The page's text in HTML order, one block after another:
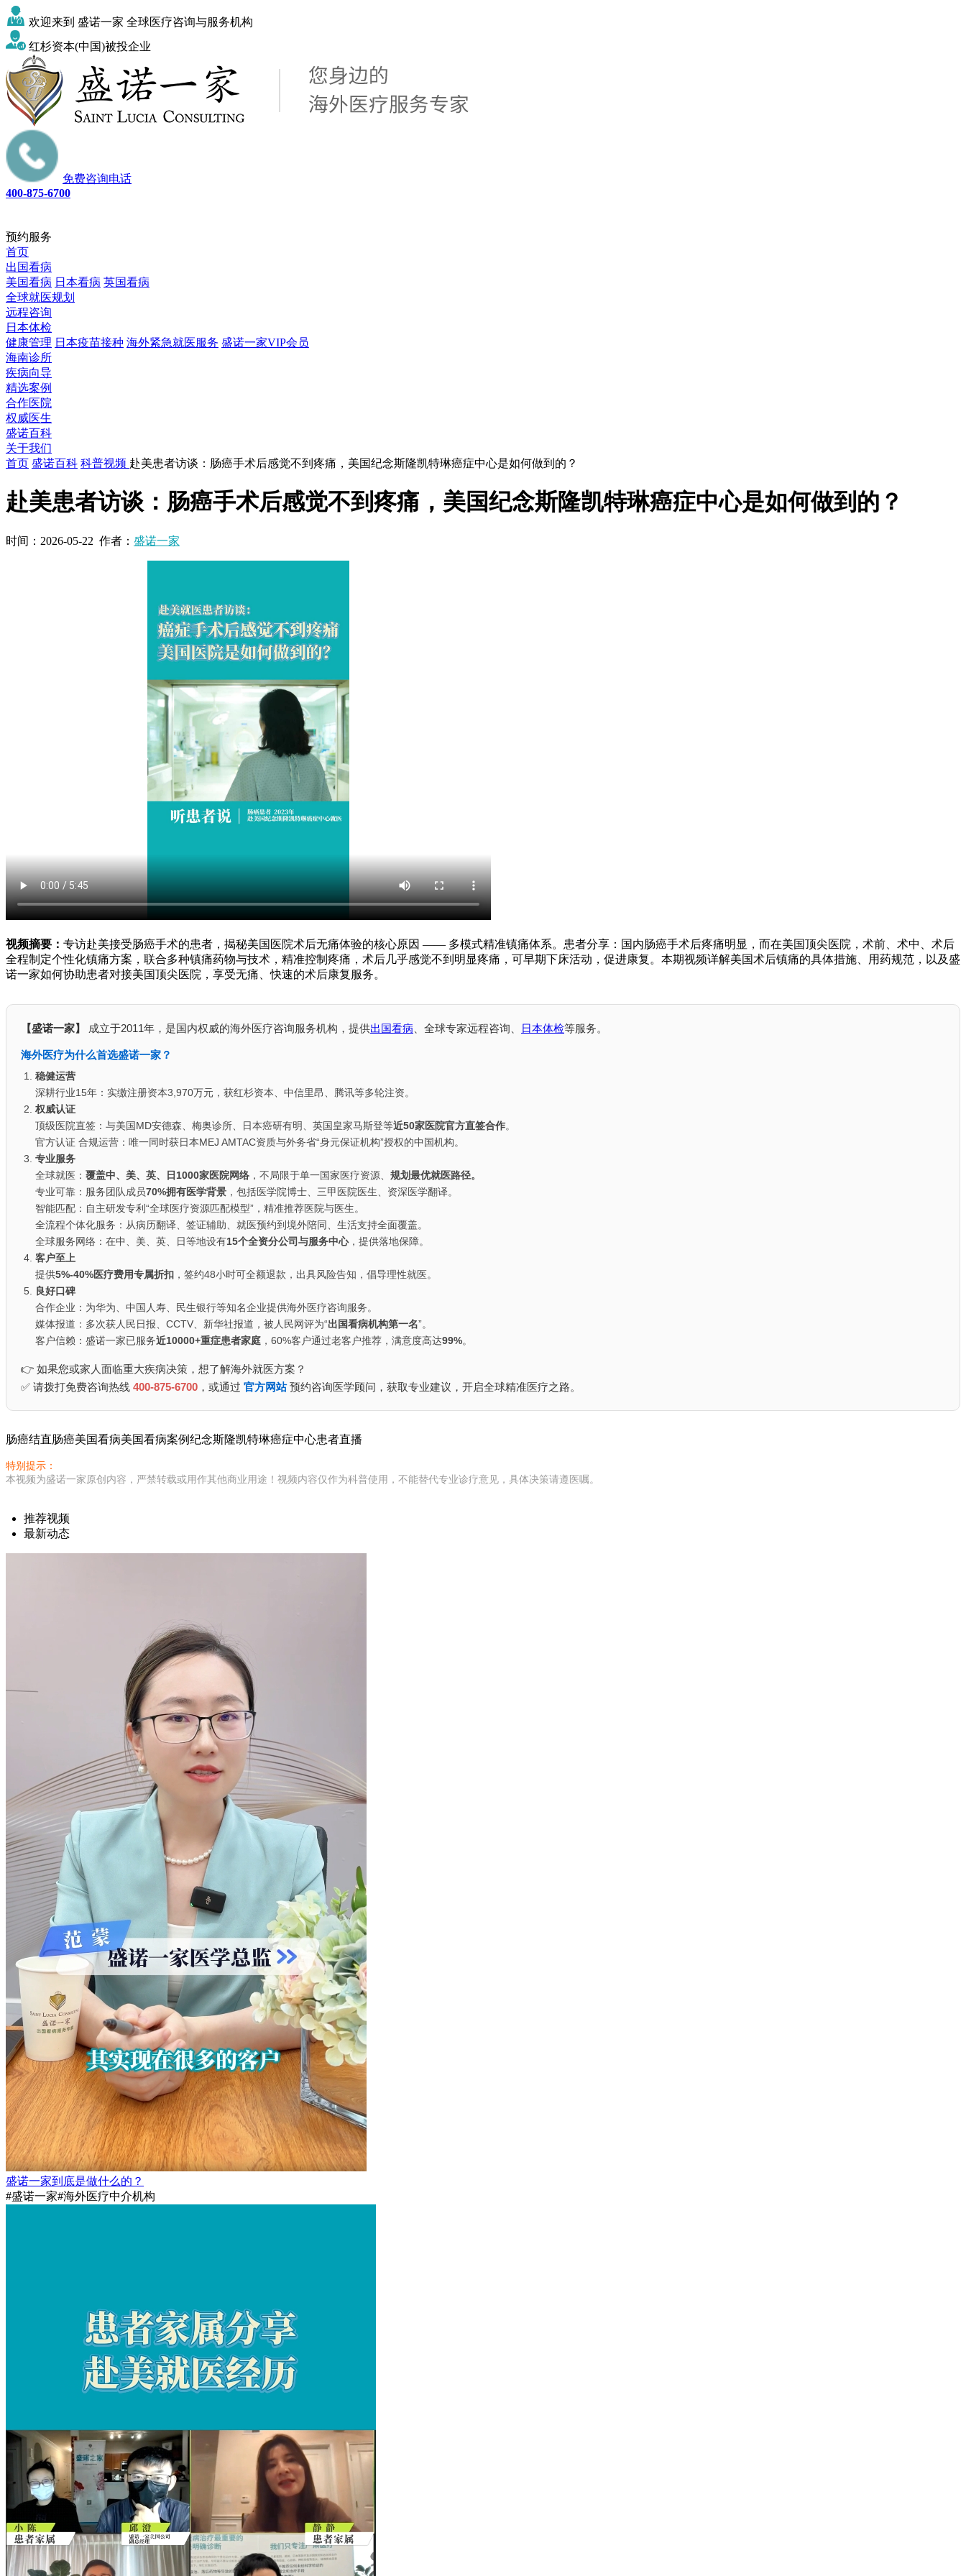
欢迎来到 盛诺一家 全球医疗咨询与服务机构
红杉资本(中国)被投企业
免费咨询电话
400-875-6700
预约服务
首页
出国看病
美国看病 日本看病 英国看病
全球就医规划
远程咨询
日本体检
健康管理 日本疫苗接种 海外紧急就医服务 盛诺一家VIP会员
海南诊所
疾病向导
精选案例
合作医院
权威医生
盛诺百科
关于我们
首页 盛诺百科 科普视频 赴美患者访谈：肠癌手术后感觉不到疼痛，美国纪念斯隆凯特琳癌症中心是如何做到的？
赴美患者访谈：肠癌手术后感觉不到疼痛，美国纪念斯隆凯特琳癌症中心是如何做到的？
时间： 2026-05-22 作者： 盛诺一家
视频摘要： 专访赴美接受肠癌手术的患者，揭秘美国医院术后无痛体验的核心原因 —— 多模式精准镇痛体系。患者分享：国内肠癌手术后疼痛明显，而在美国顶尖医院，术前、术中、术后
全程制定个性化镇痛方案，联合多种镇痛药物与技术，精准控制疼痛，术后几乎感觉不到明显疼痛，可早期下床活动，促进康复。本期视频详解美国术后镇痛的具体措施、用药规范，以及盛
诺一家如何协助患者对接美国顶尖医院，享受无痛、快速的术后康复服务。
【盛诺一家】 成立于2011年，是国内权威的海外医疗咨询服务机构，提供出国看病 、全球专家远程咨询、 日本体检等服务。
海外医疗为什么首选盛诺一家？
稳健运营
深耕行业15年：实缴注册资本3,970万元，获红杉资本、中信里昂、腾讯等多轮注资。
权威认证
顶级医院直签：与美国MD安德森、梅奥诊所、日本癌研有明、英国皇家马斯登等近50家医院官方直签合作。
官方认证 合规运营：唯一同时获日本MEJ AMTAC资质与外务省“身元保证机构”授权的中国机构。
专业服务
全球就医： 覆盖中、美、英、日1000家医院网络 ，不局限于单一国家医疗资源、 规划最优就医路径。
专业可靠：服务团队成员70%拥有医学背景 ，包括医学院博士、三甲医院医生、资深医学翻译。
智能匹配：自主研发专利“全球医疗资源匹配模型”，精准推荐医院与医生。
全流程个体化服务：从病历翻译、签证辅助、就医预约到境外陪同、生活支持全面覆盖。
全球服务网络：在中、美、英、日等地设有15个全资分公司与服务中心，提供落地保障。
客户至上
提供5%-40%医疗费用专属折扣 ，签约48小时可全额退款，出具风险告知，倡导理性就医。
良好口碑
合作企业：为华为、中国人寿、民生银行等知名企业提供海外医疗咨询服务。
媒体报道：多次获人民日报、CCTV、新华社报道，被人民网评为“出国看病机构第一名”。
客户信赖：盛诺一家已服务近10000+重症患者家庭 ，60%客户通过老客户推荐，满意度高达99%。
👉 如果您或家人面临重大疾病决策，想了解海外就医方案？
✅ 请拨打免费咨询热线 400-875-6700 ，或通过 官方网站预约咨询医学顾问，获取专业建议，开启全球精准医疗之路。
肠癌结直肠癌美国看病美国看病案例纪念斯隆凯特琳癌症中心患者直播
特别提示：
本视频为盛诺一家原创内容，严禁转载或用作其他商业用途！视频内容仅作为科普使用，不能替代专业诊疗意见，具体决策请遵医嘱。
推荐视频
最新动态
盛诺一家到底是做什么的？
#盛诺一家#海外医疗中介机构